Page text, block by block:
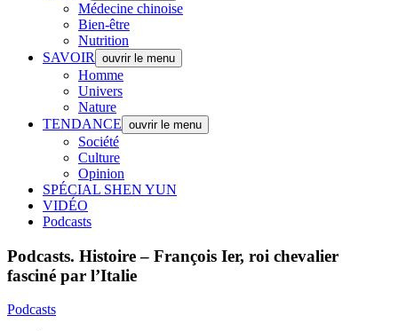
Médecine chinoise
Bien-être
Nutrition
SAVOIR
ouvrir le menu
Homme
Univers
Nature
TENDANCE ouvrir le menu
Société
Culture
Opinion
SPÉCIAL SHEN YUN
VIDÉO
Podcasts
Podcasts. Histoire – François Ier, roi chevalier
fasciné par l’Italie
Podcasts